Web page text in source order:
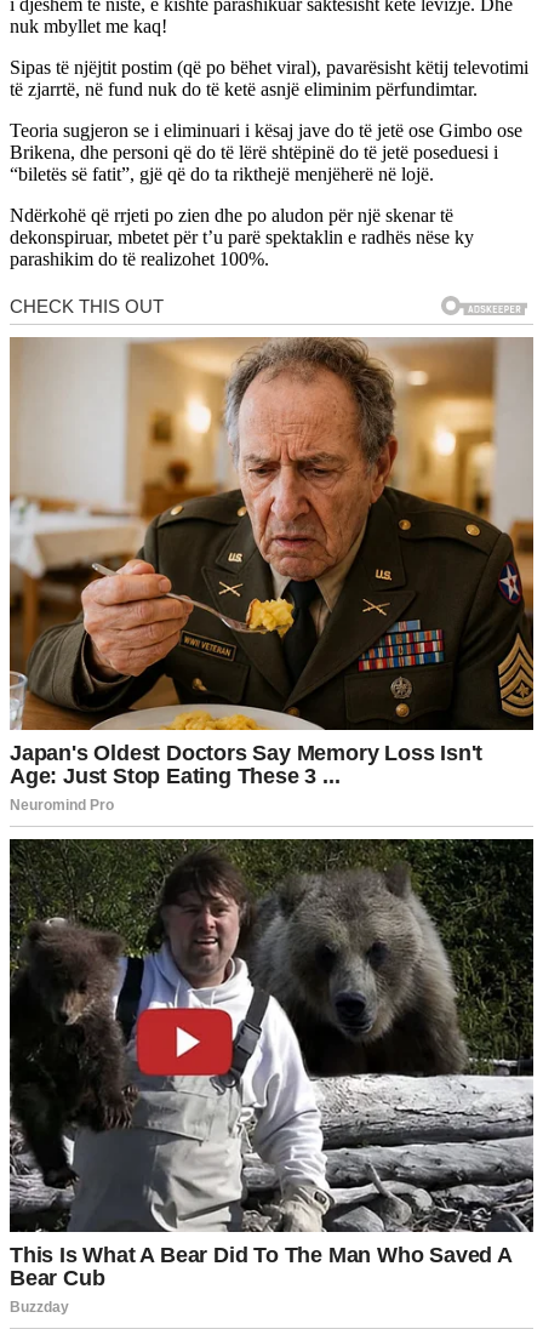
i djeshëm të niste, e kishte parashikuar saktësisht këtë lëvizje. Dhe
nuk mbyllet me kaq!
Sipas të njëjtit postim (që po bëhet viral), pavarësisht këtij televotimi
të zjarrtë, në fund nuk do të ketë asnjë eliminim përfundimtar.
Teoria sugjeron se i eliminuari i kësaj jave do të jetë ose Gimbo ose
Brikena, dhe personi që do të lërë shtëpinë do të jetë poseduesi i
“biletës së fatit”, gjë që do ta rikthejë menjëherë në lojë.
Ndërkohë që rrjeti po zien dhe po aludon për një skenar të
dekonspiruar, mbetet për t’u parë spektaklin e radhës nëse ky
parashikim do të realizohet 100%.